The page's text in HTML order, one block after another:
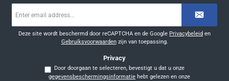
mailadres
Deze site wordt beschermd door reCAPTCHA en de Google Privacybeleid en
Gebruiksvoorwaardenzijn van toepassing.
Privacy
Door doorgaan te selecteren, bevestigt u dat u onze
gegevensbeschermingsinformatie